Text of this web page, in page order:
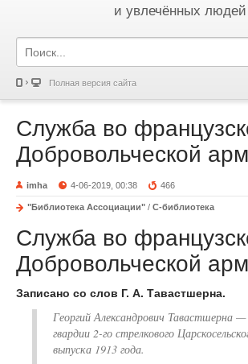
и увлечённых людей
Полная версия сайта
Служба во
Добровольческой
imha 4-06-2019, 00:38 466
"Библиотека Ассоциации" / С-библиотека
Служба во
Добровольческой
Записано со слов Г. А. Тавастшерна.
Георгий Александрович Тавастшерна
гвардии 2-го стрелкового
выпуска 1913 года.